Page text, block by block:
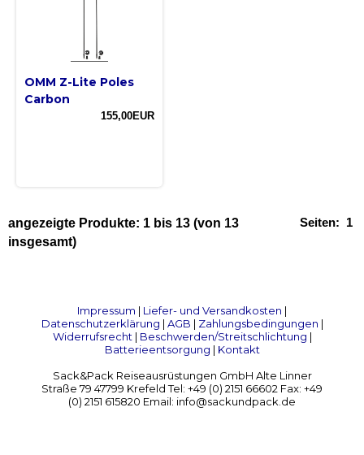
OMM Z-Lite Poles
Carbon
155,00EUR
Seiten: 1
angezeigte Produkte: 1 bis 13 (von 13
insgesamt)
Impressum | Liefer- und Versandkosten |
Datenschutzerklärung | AGB | Zahlungsbedingungen |
Widerrufsrecht| Beschwerden/Streitschlichtung |
Batterieentsorgung | Kontakt
Sack&Pack Reiseausrüstungen GmbH Alte Linner
Straße 79 47799 Krefeld Tel: +49 (0) 2151 66602 Fax: +49
(0) 2151 615820 Email: info@sackundpack.de